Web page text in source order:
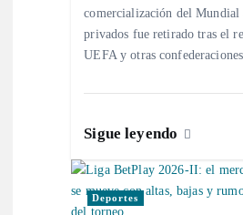
comercialización del Mundial
privados fue retirado tras el
UEFA y otras confederaciones.
Sigue leyendo
Deportes